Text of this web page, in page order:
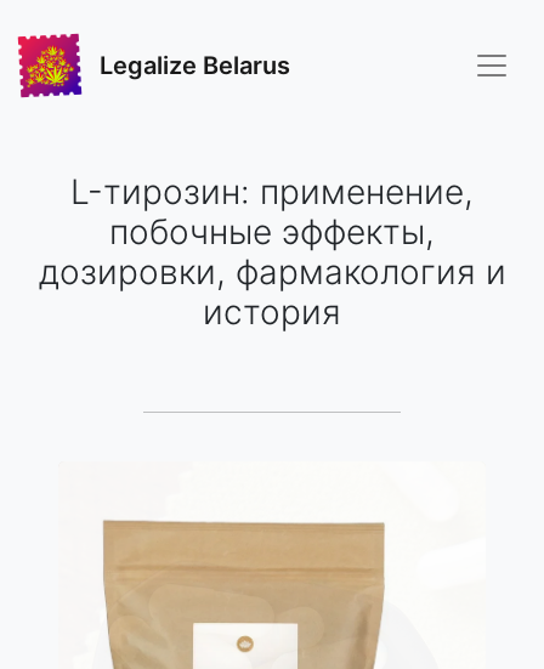
Legalize Belarus
L-тирозин: применение,
побочные эффекты,
дозировки, фармакология и
история